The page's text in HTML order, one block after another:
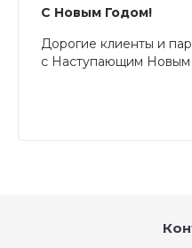
С Новым Годом!
Дорогие клиенты и
с Наступающим